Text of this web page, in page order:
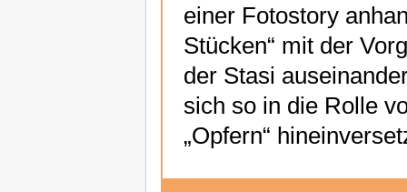
einer Fotostory
Stücken“ mit der
der Stasi
sich so in die Rolle
„Opfern“